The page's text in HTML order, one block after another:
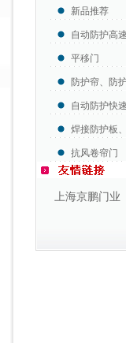
新品推荐
自动防护高
平移门
防护帘、防
自动防护快
焊接防护板
抗风卷帘门
上海京鹏门业